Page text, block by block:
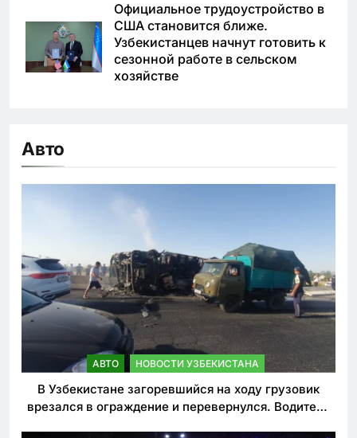
Официальное трудоустройство в
США становится ближе.
Узбекистанцев начнут готовить к
сезонной работе в сельском
хозяйстве
Авто
АВТО НОВОСТИ УЗБЕКИСТАНА
В Узбекистане загоревшийся на ходу грузовик
врезался в ограждение и перевернулся. Водитель